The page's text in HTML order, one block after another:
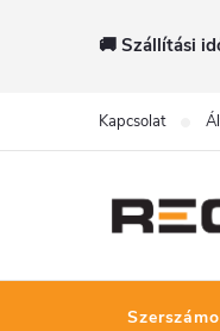
tartalomhoz
🚚 Szállítási
Kapcsolat